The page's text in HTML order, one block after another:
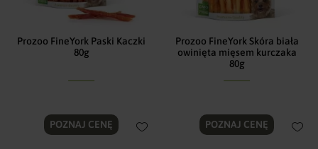
Prozoo FineYork Paski Kaczki
80g
POZNAJ CENĘ
Prozoo FineYork Skóra biała
owinięta mięsem kurczaka
80g
POZNAJ CENĘ